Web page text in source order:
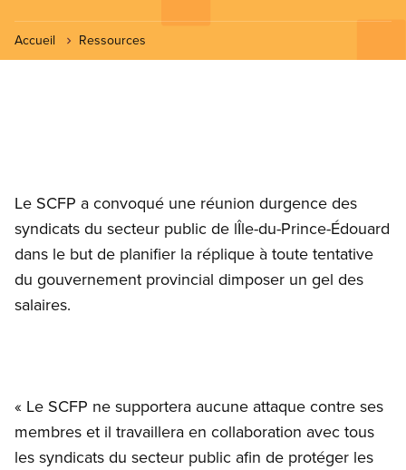
Accueil Ressources
Le SCFP a convoqué une réunion durgence des
syndicats du secteur public de lÎle-du-Prince-Édouard
dans le but de planifier la réplique à toute tentative
du gouvernement provincial dimposer un gel des
salaires.
« Le SCFP ne supportera aucune attaque contre ses
membres et il travaillera en collaboration avec tous
les syndicats du secteur public afin de protéger les